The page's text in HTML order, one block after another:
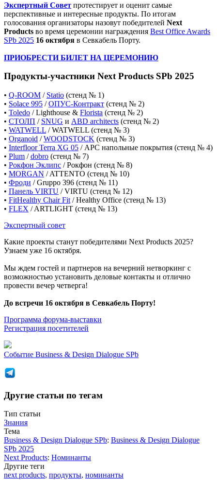
Экспертный Совет протестирует и оценит самые
перспективные и интересные продукты. По итогам
голосования организаторы назовут победителей Next
Products во время церемонии награждения Best Office Awards
SPb 2025 16 октября в Севкабель Порту.
ПРИОБРЕСТИ БИЛЕТ НА ЦЕРЕМОНИЮ
Продукты-участники Next Products SPb 2025
• Q-ROOM / Statio (стенд № 1)
• Solace 995 /ОПУС-Контракт (стенд № 2)
• Toledo / Lighthouse & Florista (стенд № 2)
• СТОЛП / SNUG и ABD architects (стенд № 2)
• WATWELL / WATWELL (стенд № 3)
• Organoid /WOODSTOCK (стенд № 3)
• Interfloor Terra XG 05 / АРС напольные покрытия (стенд № 4)
• Plum /dobro (стенд № 7)
• Рокфон Эклипс / Рокфон (стенд № 8)
• MORGAN / ATTENTO (cтенд № 10)
• Фроди / Gruppo 396 (cтенд № 11)
• Панель VIRTU / VIRTU (cтенд № 12)
• FitHealthy Chair Fit / Healthy Office (cтенд № 13)
• FLEX / ARTLIGHT (стенд № 13)
Экспертный совет
Какие проекты станут победителями Next Products 2025?
Узнаем уже 16 октября.
Мы ждем гостей и партнеров на вечерний нетворкинг с
возможностью установить деловые контакты и отлично
провести вечер четверга!
До встречи 16 октября в Cевкабель Порту!
Программа форума-выставки
Регистрация посетителей
Событие Business & Design Dialogue SPb
Другие статьи по тегам
Тип статьи
Знания
Тема
Business & Design Dialogue SPb: Business & Design Dialogue
SPb 2025
Next Products: Номинанты
Другие теги
next products, продукты, номинанты